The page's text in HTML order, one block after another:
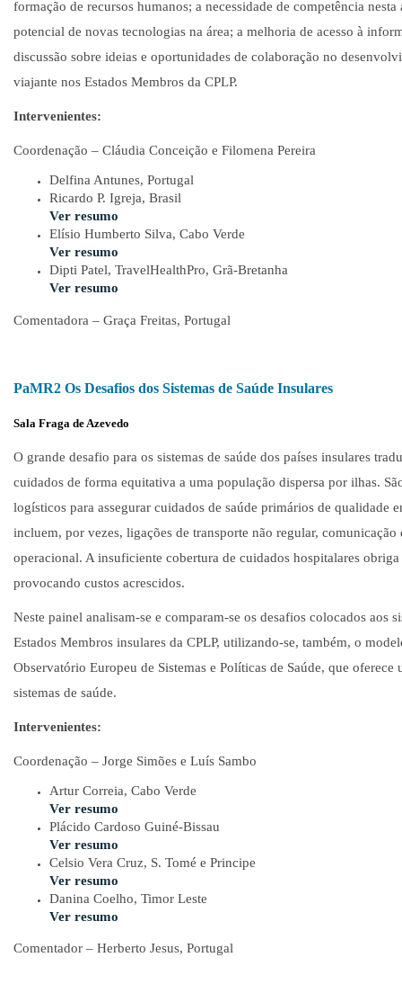
formação de recursos humanos; a necessidade de competência
potencial de novas tecnologias na área; a melhoria de acesso à
discussão sobre ideias e oportunidades de colaboração no
viajante nos Estados Membros da CPLP.
Intervenientes:
Coordenação – Cláudia Conceição e Filomena Pereira
Delfina Antunes, Portugal
Ricardo P. Igreja, Brasil
Ver resumo
Elísio Humberto Silva, Cabo Verde
Ver resumo
Dipti Patel, TravelHealthPro, Grã-Bretanha
Ver resumo
Comentadora – Graça Freitas, Portugal
PaMR2 Os Desafios dos Sistemas de Saúde Insulares
Sala Fraga de Azevedo
O grande desafio para os sistemas de saúde dos países insulares
cuidados de forma equitativa a uma população dispersa por ilhas.
logísticos para assegurar cuidados de saúde primários de qualidade
incluem, por vezes, ligações de transporte não regular, comunicação
operacional. A insuficiente cobertura de cuidados hospitalares obriga
provocando custos acrescidos.
Neste painel analisam-se e comparam-se os desafios colocados aos
Estados Membros insulares da CPLP, utilizando-se, também, o
Observatório Europeu de Sistemas e Políticas de Saúde, que oferece
sistemas de saúde.
Intervenientes:
Coordenação – Jorge Simões e Luís Sambo
Artur Correia, Cabo Verde
Ver resumo
Plácido Cardoso Guiné-Bissau
Ver resumo
Celsio Vera Cruz, S. Tomé e Principe
Ver resumo
Danina Coelho, Timor Leste
Ver resumo
Comentador – Herberto Jesus, Portugal